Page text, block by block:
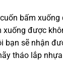
bấm
xuống được
bạn sẽ nhận
tháo lắp